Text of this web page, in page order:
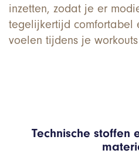
inzetten, zodat je er
tegelijkertijd comfortabel
voelen tijdens je
Technische stoffen